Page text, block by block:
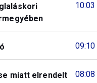
10:03
09:10
08:08
miatt elrendelt